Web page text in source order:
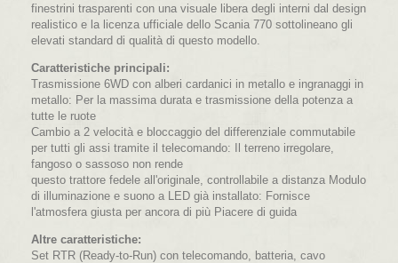
finestrini trasparenti con una visuale libera degli interni dal design
realistico e la licenza ufficiale dello Scania 770 sottolineano gli
elevati standard di qualità di questo modello.
Caratteristiche principali:
Trasmissione 6WD con alberi cardanici in metallo e ingranaggi in
metallo: Per la massima durata e trasmissione della potenza a
tutte le ruote
Cambio a 2 velocità e bloccaggio del differenziale commutabile
per tutti gli assi tramite il telecomando: Il terreno irregolare,
fangoso o sassoso non rende
questo trattore fedele all'originale, controllabile a distanza Modulo
di illuminazione e suono a LED già installato: Fornisce
l'atmosfera giusta per ancora di più Piacere di guida
Altre caratteristiche:
Set RTR (Ready-to-Run) con telecomando, batteria, cavo